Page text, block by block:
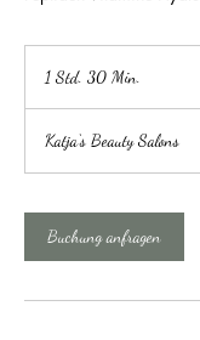
1 Std. 30 Min.
d
3
i
.
Katja‘s Beauty Salons
Buchung anfragen